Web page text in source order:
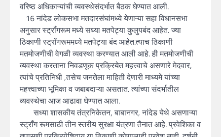
वरिष्ठ अधिकाऱ्यांची व्यवस्थेसंदर्भात बैठक घेण्यात आली.
16 नांदेड लोकसभा मतदारसंघांमध्ये येणाऱ्या सहा विधानसभा
अनुसार स्ट्रॉंगरूम मध्ये सध्या मतपेट्या कुलुपबंद आहेत. ज्या
ठिकाणी स्ट्रॉंगरूममध्ये मतपेट्या बंद आहेत.त्याच ठिकाणी
मतमोजणीची वेगळी व्यवस्था करण्यात आली आहे. ही मतमोजणीची
व्यवस्था करताना निवडणूक प्रक्रियेत महत्त्वाचे असणारे मेदवार,
त्यांचे प्रतिनिधी ,तसेच जनतेला माहिती देणारी माध्यमे यांच्या
महत्त्वाच्या भूमिका व जबाबदाऱ्या असतात. त्यांच्या संदर्भातील
व्यवस्थेचा आज आढावा घेण्यात आला.
सध्या शासकीय तंत्रनिकेतन, बाबानगर, नांदेड येथे असणाऱ्या
स्ट्रॉंग रूमसाठी तीन स्तरीय सुरक्षा यंत्रणा तैनात आहे. प्रवेशिका व